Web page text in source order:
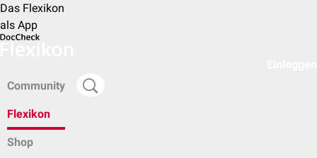
Das Flexikon
als App
Community
Flexikon
Shop